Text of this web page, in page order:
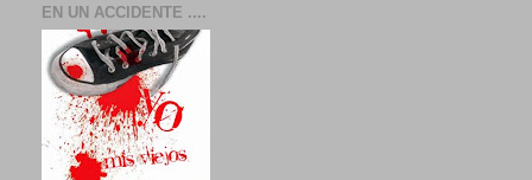
EN UN ACCIDENTE ....